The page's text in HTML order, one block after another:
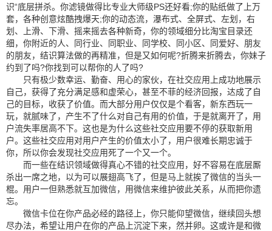
识“底层拼杀。你滤镜做得比专业大师级PS还好看;你的贴纸做了上万
套，各种创意炫酷拽爆天;你的动态流，瀑布式、全屏式、左划，右
划、上滑、下滑、摇来摇去各种新奇，你的领域细分比淘宝目录还
细，你附近的人、同行业、同职业、同学校、同小区、同爱好、朋友
的朋友，结识算法做的再精准，但是又如何呢?折腾来折腾去，你妹子
约到了吗?你找到可以帮你的人了吗?
只有极少数幸运、勤奋、用心的家伙，在社交应用上成功地展示
自己，获得了充分满足感和虚荣心，甚至不菲的经济回报，达成了自
己的目标，收获了价值。而大部分用户仅仅是个看客，新东西玩一
玩，就腻味了，产生不了什么对自己有用的价值，于是就离开了，用
户流失率居高不下。这也是为什么这些社交应用要不停的获取新用
户。这些社交应用对用户产生的价值太小了，用户很难长期忠诚于
你，所以你会发现社交应用死了一个又一个。
而一些在结识领域做得真心不错的社交应用，好不容易在底层厮
杀出一席之地，以为可以展翅高飞了，但是马上就挨了微信的当头一
棍。用户一但熟悉就互加微信，用微信来维护彼此关系，从而把你遗
忘。
微信卡位在你产品必经的路径上，你只能仰望微信，继续回头想
尽办法，希望让用户在你的产品上沉淀下来，然并卵。这或许是和微